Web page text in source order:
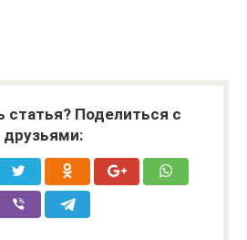
статья? Поделиться с
друзьями: